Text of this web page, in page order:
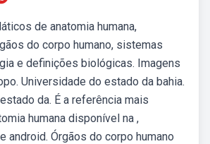
de anatomia humana,
do corpo humano, sistemas
e definições biológicas. Imagens
Universidade do estado da bahia.
da. É a referência mais
humana disponível na ,
Órgãos do corpo humano